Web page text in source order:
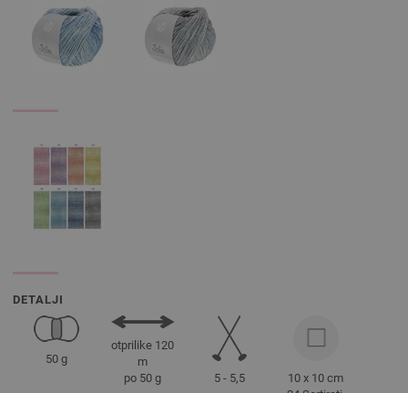
DETALJI
50 g
otprilike 120
m
po 50 g
5 - 5,5
10 x 10 cm